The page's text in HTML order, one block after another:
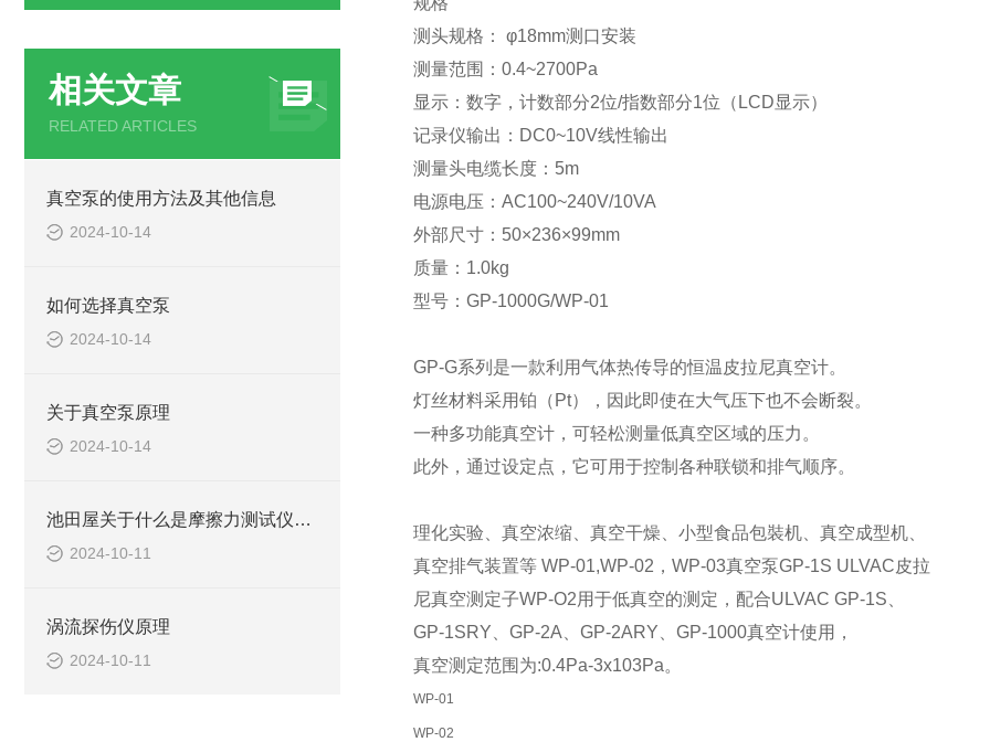
相关文章
RELATED ARTICLES
真空泵的使用方法及其他信息
2024-10-14
如何选择真空泵
2024-10-14
关于真空泵原理
2024-10-14
池田屋关于什么是摩擦力测试仪及应用？
2024-10-11
涡流探伤仪原理
2024-10-11
测头规格： φ18mm测口安装
测量范围：0.4~2700Pa
显示：数字，计数部分2位/指数部分1位（LCD显示）
记录仪输出：DC0~10V线性输出
测量头电缆长度：5m
电源电压：AC100~240V/10VA
外部尺寸：50×236×99mm
质量：1.0kg
型号：GP-1000G/WP-01
GP-G系列是一款利用气体热传导的恒温皮拉尼真空计。
灯丝材料采用铂（Pt），因此即使在大气压下也不会断裂。
一种多功能真空计，可轻松测量低真空区域的压力。
此外，通过设定点，它可用于控制各种联锁和排气顺序。
理化实验、真空浓缩、真空干燥、小型食品包裝机、真空成型机、
真空排气装置等 WP-01,WP-02，WP-03真空泵GP-1S ULVAC皮拉
尼真空测定子WP-O2用于低真空的测定，配合ULVAC GP-1S、
GP-1SRY、GP-2A、GP-2ARY、GP-1000真空计使用，
真空测定范围为:0.4Pa-3x103Pa。
WP-01
WP-02